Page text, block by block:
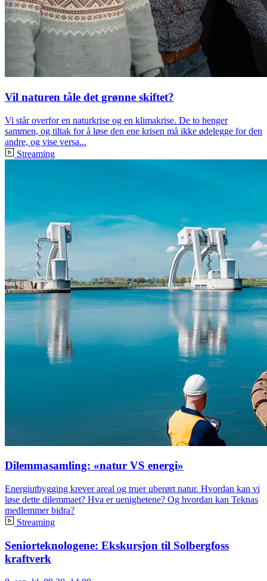
Vil naturen tåle det grønne skiftet?
Vi står overfor en naturkrise og en klimakrise. De to henger
sammen, og tiltak for å løse den ene krisen må ikke ødelegge for den
andre, og vise versa...
Streaming
Dilemmasamling: «natur VS energi»
Energiutbygging krever areal og truer uberørt natur. Hvordan kan vi
løse dette dilemmaet? Hva er uenighetene? Og hvordan kan Teknas
medlemmer bidra?
Streaming
Seniorteknologene: Ekskursjon til Solbergfoss
kraftverk